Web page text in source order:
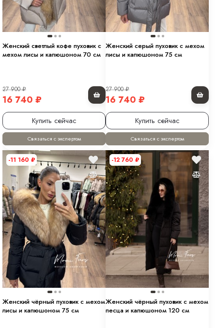
Женский светлый кофе пуховик с
мехом лисы и капюшоном 70 см
27 900₽
16 740 ₽
Купить сейчас
Связаться с экспертом
Женский серый пуховик с мехом
лисы и капюшоном 75 см
27 900₽
16 740 ₽
Купить сейчас
Связаться с экспертом
-11 160 ₽
Женский чёрный пуховик с мехом
лисы и капюшоном 75 см
-12 760 ₽
Женский чёрный пуховик с мехом
песца и капюшоном 120 см